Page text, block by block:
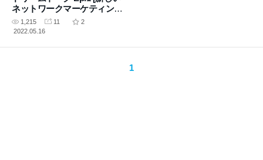
ネットワークマーケティング
の誕生]
1,215 11
2
2022.05.16
1